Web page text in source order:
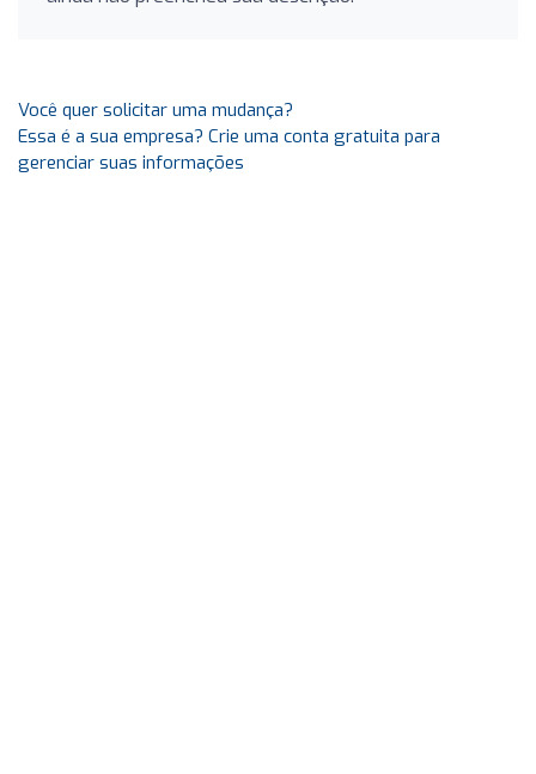
Você quer solicitar uma mudança?
Essa é a sua empresa? Crie uma conta gratuita para
gerenciar suas informações